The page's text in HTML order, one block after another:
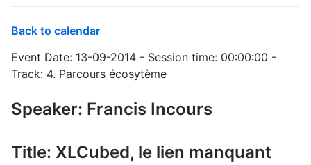
Back to calendar
Event Date: 13-09-2014 - Session time: 00:00:00 -
Track: 4. Parcours écosytème
Speaker: Francis Incours
Title: XLCubed, le lien manquant